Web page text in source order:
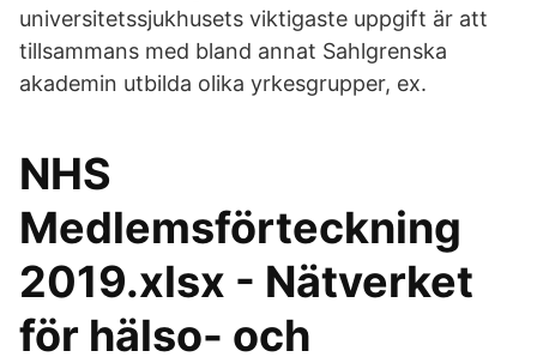
universitetssjukhusets viktigaste uppgift är att
tillsammans med bland annat Sahlgrenska
akademin utbilda olika yrkesgrupper, ex.
NHS
Medlemsförteckning
2019.xlsx - Nätverket
för hälso- och